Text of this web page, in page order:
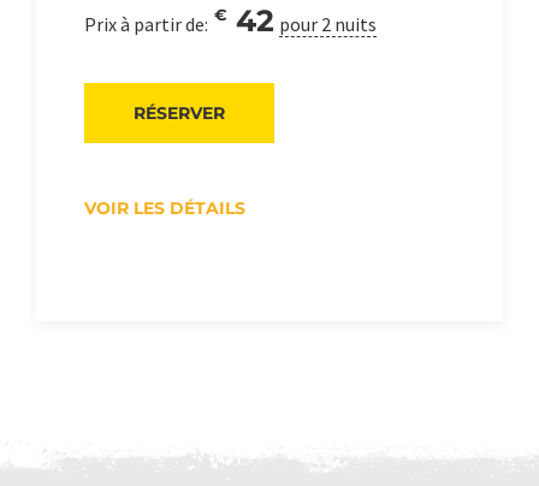
Prix à partir de: € 42 pour 2 nuits
VOIR LES DÉTAILS
RÉSERVER